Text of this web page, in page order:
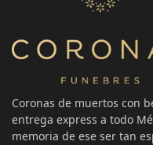
Coronas de muertos con
entrega express a todo
memoria de ese ser tan